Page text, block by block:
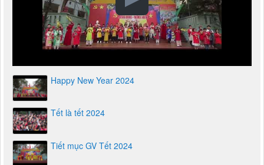
Happy New Year 2024
Tết là tết 2024
Tiết mục GV Tết 2024